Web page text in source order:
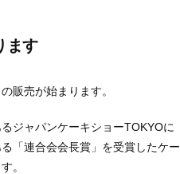
ます
販売が始まります。
ジャパンケーキショーTOKYOに
「連合会会長賞」を受賞したケー
。